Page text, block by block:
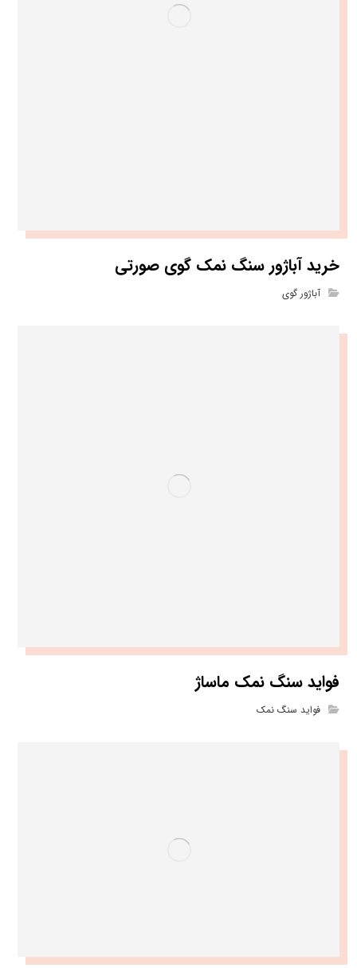
خرید آباژور سنگ نمک گوی صورتی
آباژور گوی
فواید سنگ نمک ماساژ
فواید سنگ نمک